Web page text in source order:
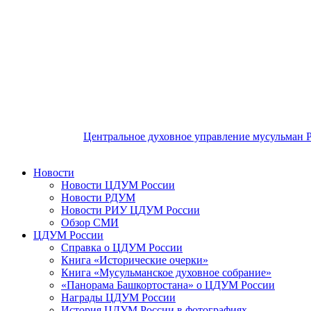
Центральное духовное управление мусульман
Новости
Новости ЦДУМ России
Новости РДУМ
Новости РИУ ЦДУМ России
Обзор СМИ
ЦДУМ России
Справка о ЦДУМ России
Книга «Исторические очерки»
Книга «Мусульманское духовное собрание»
«Панорама Башкортостана» о ЦДУМ России
Награды ЦДУМ России